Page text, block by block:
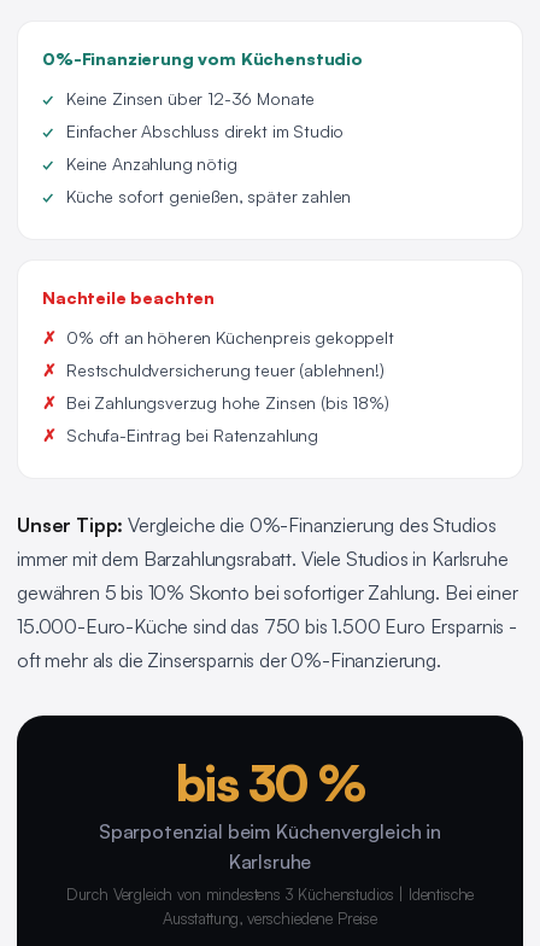
0%-Finanzierung vom Küchenstudio
Keine Zinsen über 12-36 Monate
Einfacher Abschluss direkt im Studio
Keine Anzahlung nötig
Küche sofort genießen, später zahlen
Nachteile beachten
0% oft an höheren Küchenpreis gekoppelt
Restschuldversicherung teuer (ablehnen!)
Bei Zahlungsverzug hohe Zinsen (bis 18%)
Schufa-Eintrag bei Ratenzahlung
Unser Tipp: Vergleiche die 0%-Finanzierung des Studios
immer mit dem Barzahlungsrabatt. Viele Studios in Karlsruhe
gewähren 5 bis 10% Skonto bei sofortiger Zahlung. Bei einer
15.000-Euro-Küche sind das 750 bis 1.500 Euro Ersparnis -
oft mehr als die Zinsersparnis der 0%-Finanzierung.
bis 30 %
Sparpotenzial beim Küchenvergleich in
Karlsruhe
Durch Vergleich von mindestens 3 Küchenstudios | Identische
Ausstattung, verschiedene Preise